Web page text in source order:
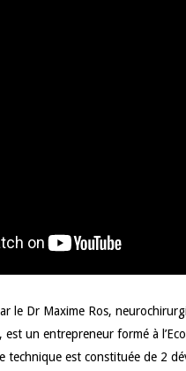
le Dr Maxime Ros,
un entrepreneur formé à
technique est constituée de 2